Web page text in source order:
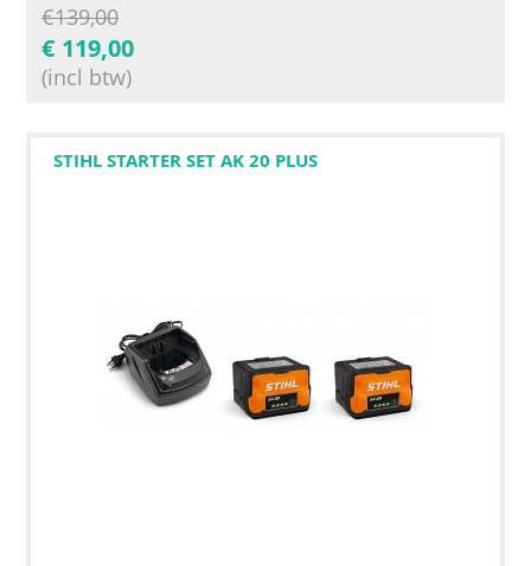
€139,00
€ 119,00
(incl btw)
STIHL STARTER SET AK 20 PLUS